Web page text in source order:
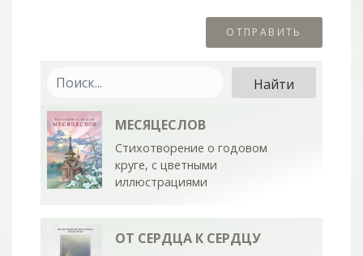
МЕСЯЦЕСЛОВ
Стихотворение о годовом
круге, с цветными
иллюстрациями
ОТ СЕРДЦА К СЕРДЦУ